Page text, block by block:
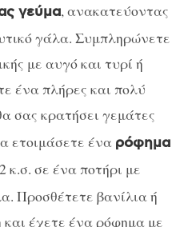
γεύμα, ανακατεύοντας
γάλα. Συμπληρώνετε
με αυγό και τυρί ή
ένα πλήρες και πολύ
σας κρατήσει γεμάτες
ετοιμάσετε ένα ρόφημα
κ.σ. σε ένα ποτήρι με
Προσθέτετε βανίλια ή
έχετε ένα ρόφημα με